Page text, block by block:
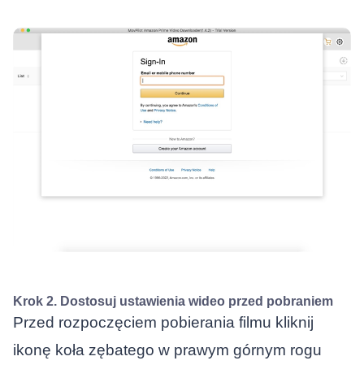
Krok 2. Dostosuj ustawienia wideo przed pobraniem
Przed rozpoczęciem pobierania filmu kliknij
ikonę koła zębatego w prawym górnym rogu